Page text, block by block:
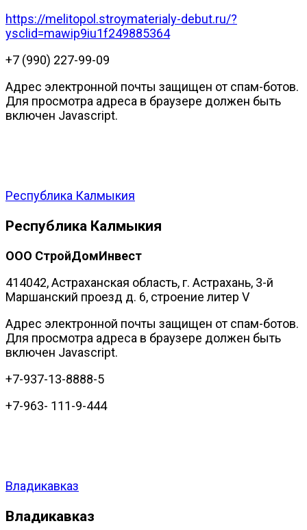
https://melitopol.stroymaterialy-debut.ru/?
ysclid=mawip9iu1f249885364
‪+7 (990) 227-99-09‬
Адрес электронной почты защищен от спам-ботов.
Для просмотра адреса в браузере должен быть
включен Javascript.
Республика Калмыкия
Республика Калмыкия
ООО СтройДомИнвест
414042, Астраханская область, г. Астрахань, 3-й
Маршанский проезд д. 6, строение литер V
Адрес электронной почты защищен от спам-ботов.
Для просмотра адреса в браузере должен быть
включен Javascript.
+7-937-13-8888-5
+7-963- 111-9-444
Владикавказ
Владикавказ